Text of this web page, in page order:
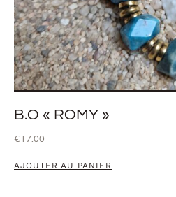
B.O « ROMY »
€ 17.00
AJOUTER AU PANIER